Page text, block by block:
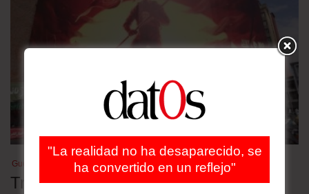
Guerra en Medio Oriente
Tres escenarios para la guerra entre
"La realidad no ha desaparecido, se
ha convertido en un reflejo"